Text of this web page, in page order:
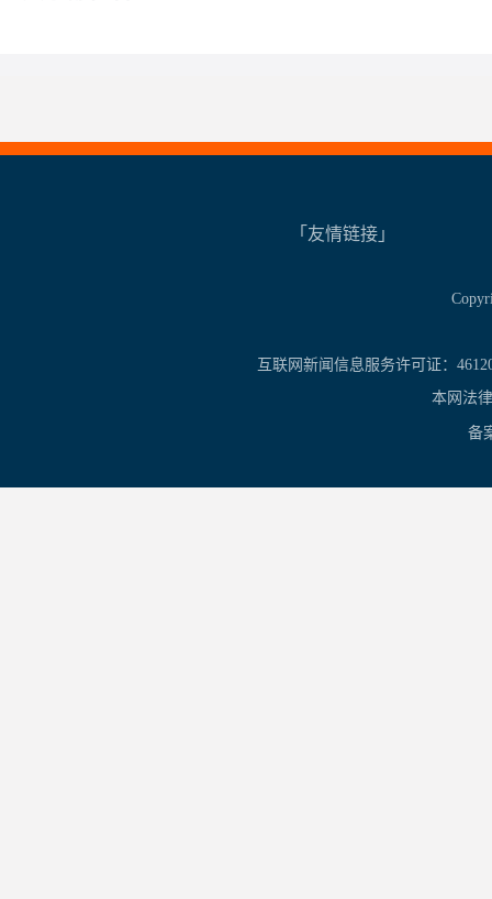
「友情链接」
互联网新闻信息服务许可证：
本网法
备